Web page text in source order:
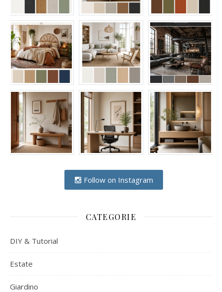
Follow on Instagram
CATEGORIE
DIY & Tutorial
Estate
Giardino